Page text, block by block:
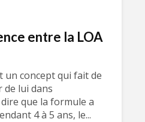
entre la LOA
un concept qui fait de
de lui dans
que la formule a
4 à 5 ans, le...